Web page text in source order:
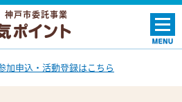
神戸市委託事業
加申込・活動登録はこちら